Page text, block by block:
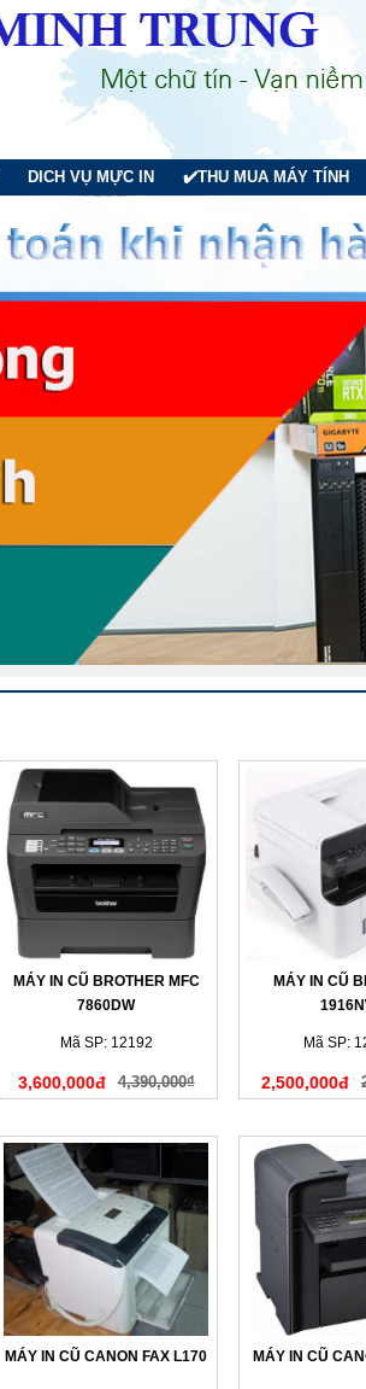
DICH VỤ MỰC IN ✔️THU MUA MÁY TÍNH
MÁY IN CŨ BROTHER MFC
7860DW
Mã SP: 12192
3,600,000đ 4,390,000₫
MÁY IN CŨ
Mã SP:
2,500,000đ
MÁY IN CŨ CANON FAX L170 MÁY IN CŨ